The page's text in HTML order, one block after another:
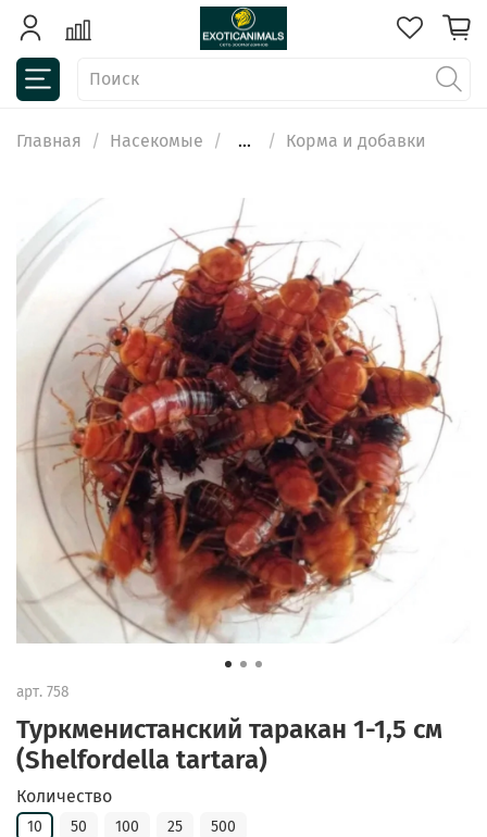
Главная Насекомые ... Корма и добавки
арт. 758
Туркменистанский таракан 1-1,5 см
(Shelfordella tartara)
Количество
10 50 100 25 500